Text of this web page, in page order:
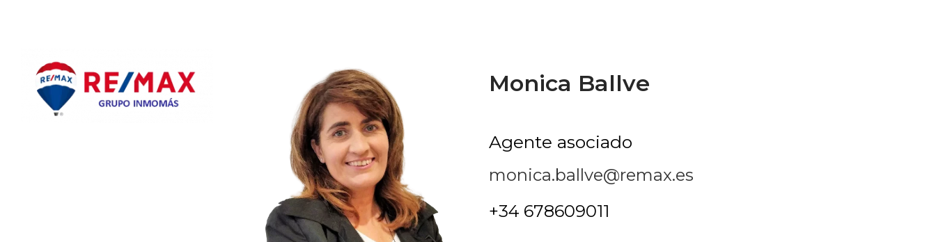
Monica Ballve
Agente asociado
monica.ballve@remax.es
+34 678609011